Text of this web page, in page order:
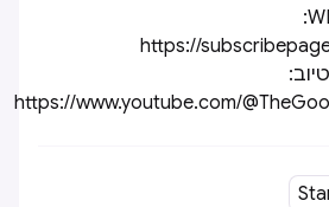
https://
https://www.youtube.com/